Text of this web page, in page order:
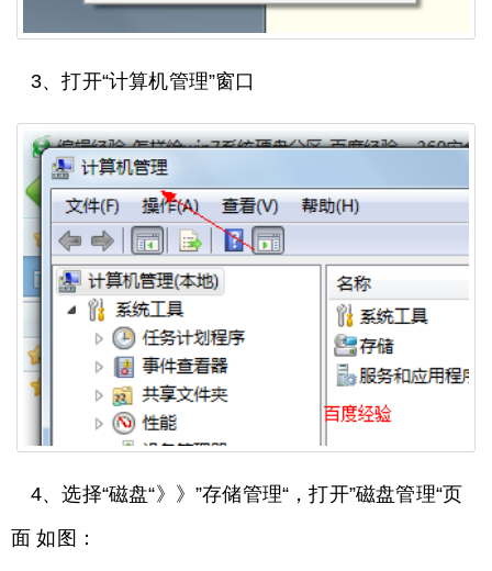
3、打开“计算机管理”窗口
4、选择“磁盘“》》”存储管理“，打开”磁盘管理“页
面 如图：